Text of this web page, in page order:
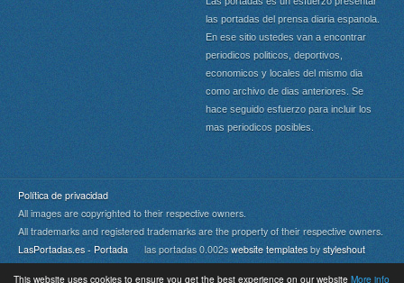
This website uses cookies to ensure you get the best experience on our website More info
las portadas del prensa diaria espanola.
En ese sitio ustedes van a encontrar
periodicos politicos, deportivos,
economicos y locales del mismo dia
como archivo de dias anteriores. Se
hace seguido esfuerzo para incluir los
mas periodicos posibles.
Política de privacidad
All images are copyrighted to their respective owners.
All trademarks and registered trademarks are the property of their respective owners.
LasPortadas.es - Portada las portadas 0.002s website templates by styleshout